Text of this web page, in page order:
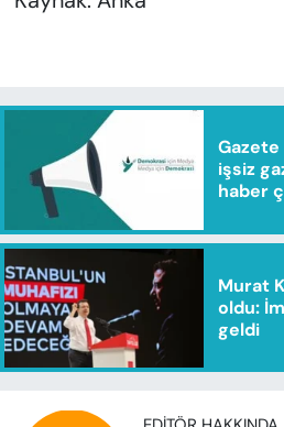
işsiz
haber
Murat
oldu:
geldi